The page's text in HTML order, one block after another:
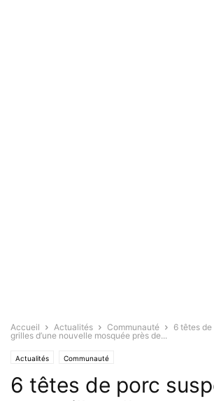
Accueil Actualités Communauté
6 têtes
grilles d’une nouvelle mosquée près de...
Actualités Communauté
6 têtes de porc